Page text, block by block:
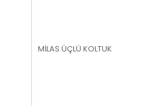
MİLAS ÜÇLÜ KOLTUK